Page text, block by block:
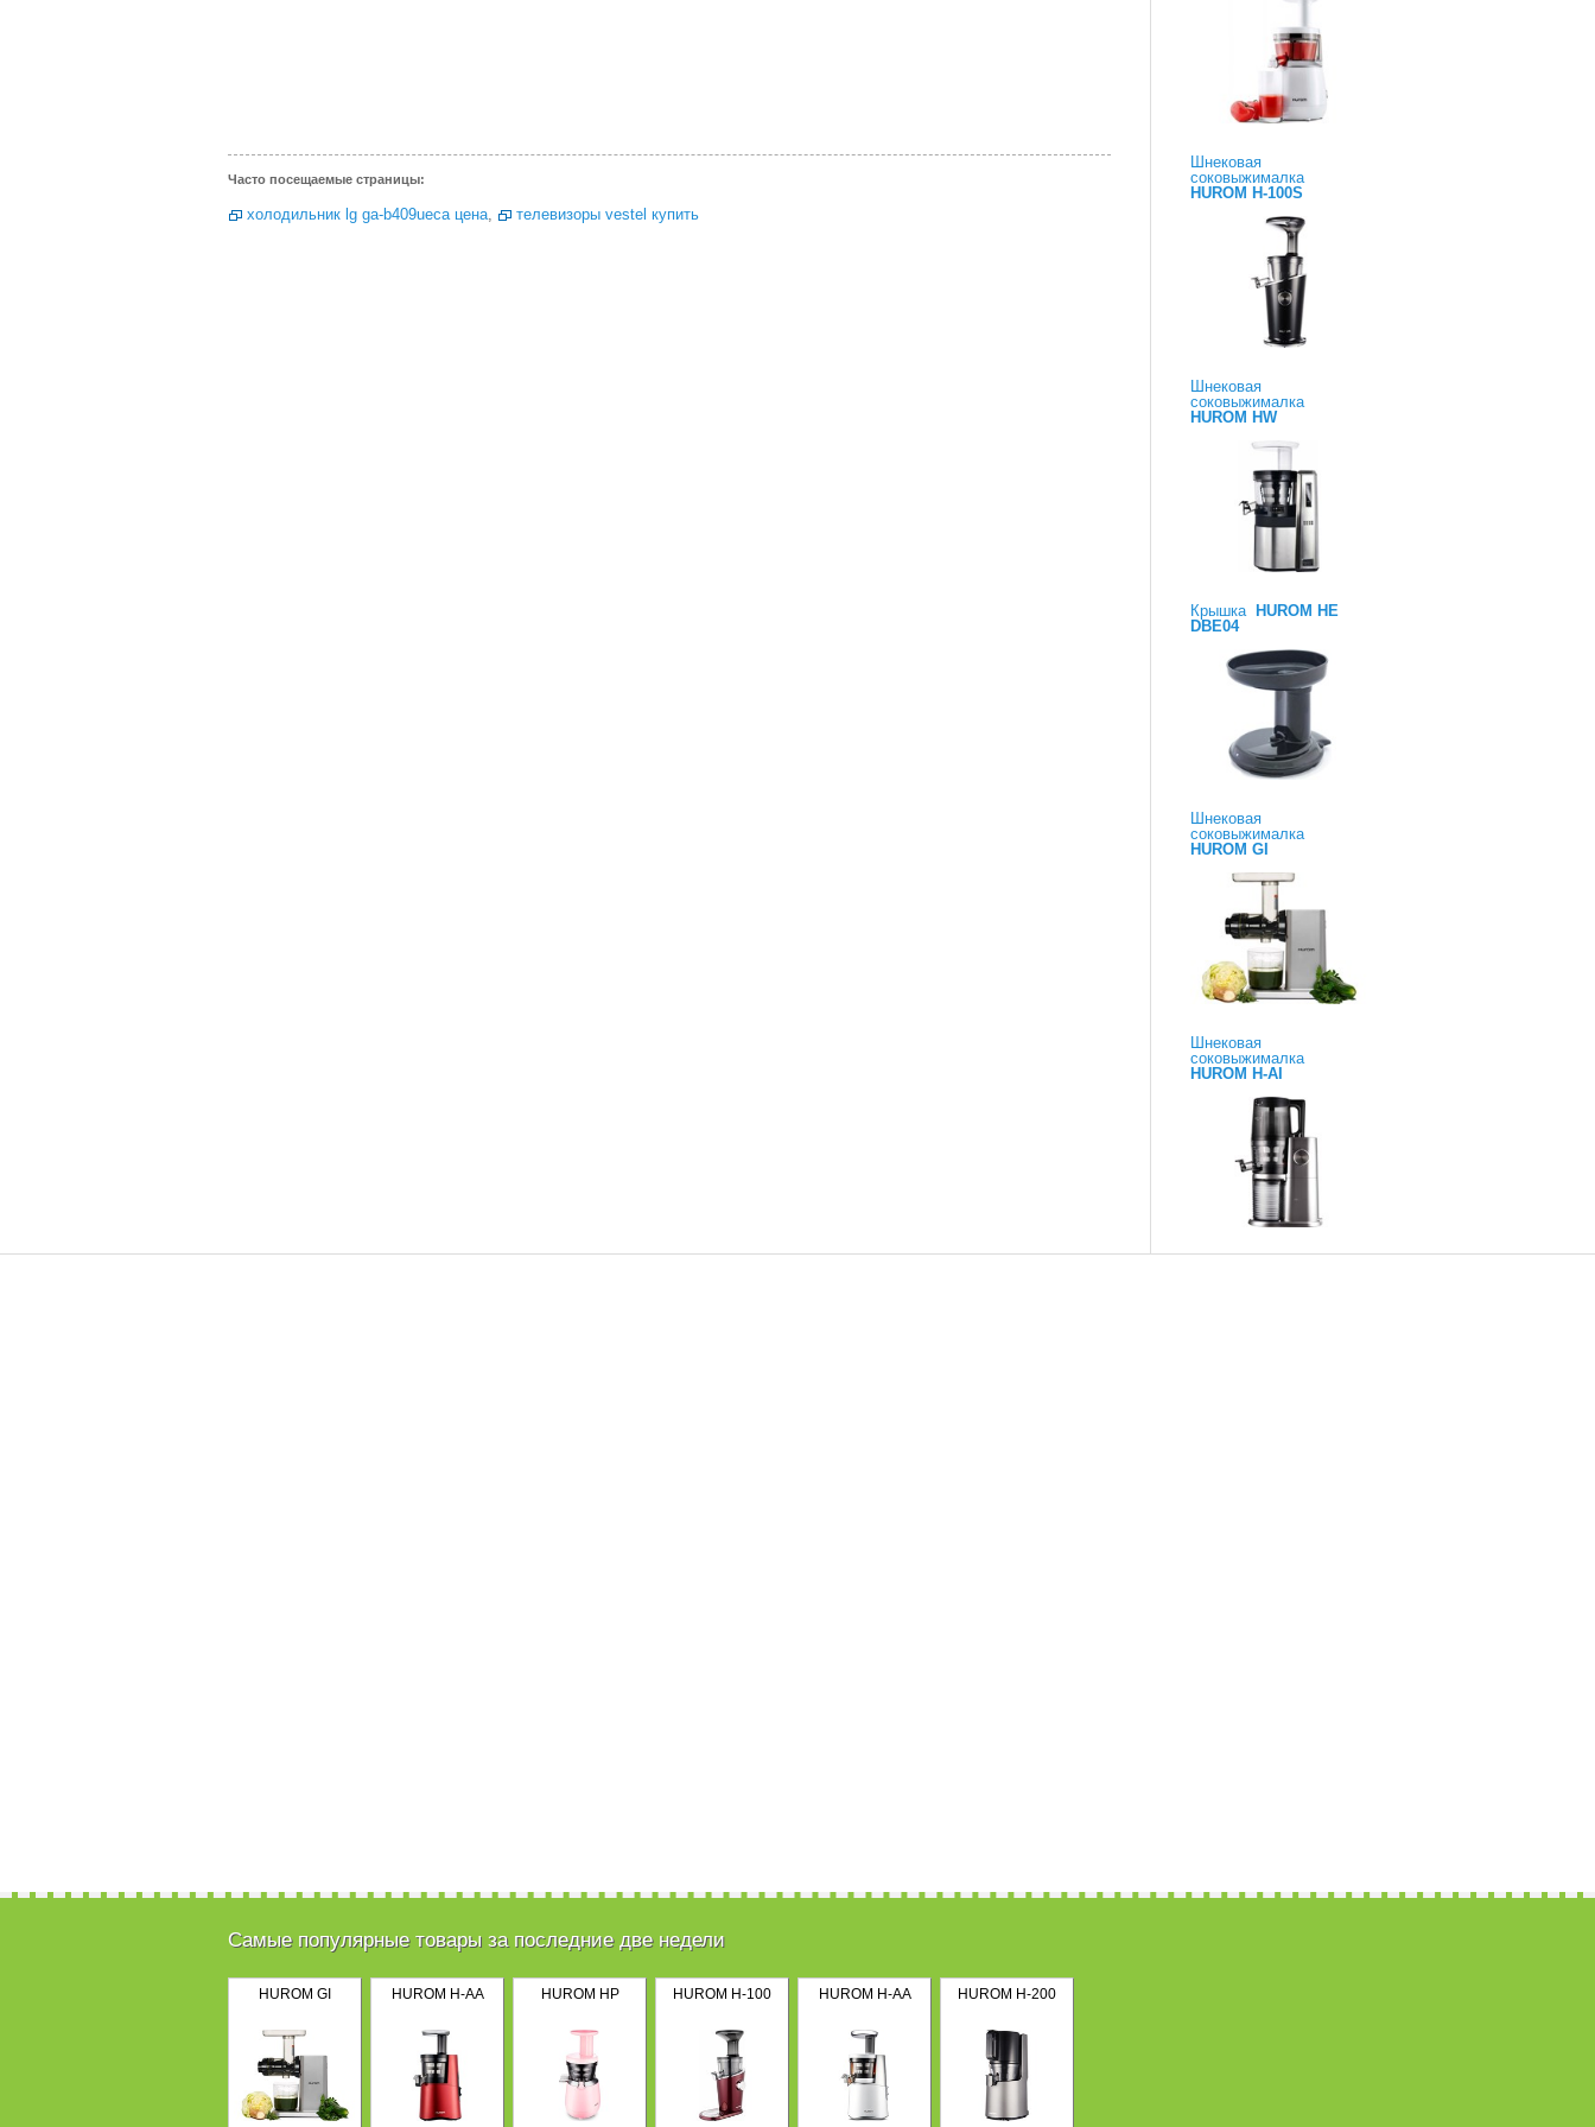
Часто посещаемые страницы:
холодильник lg ga-b409ueca цена, телевизоры vestel купить
Шнековая
соковыжималка
HUROM H-100S
Шнековая
соковыжималка
HUROM HW
Крышка HUROM HE
DBE04
Шнековая
соковыжималка
HUROM GI
Шнековая
соковыжималка
HUROM H-AI
Самые популярные товары за последние две недели
HUROM GI HUROM H-AA HUROM HP HUROM H-100 HUROM H-AA HUROM H-200